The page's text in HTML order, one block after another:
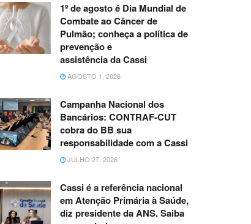
1º de agosto é Dia Mundial de
Combate ao Câncer de
Pulmão; conheça a política de
prevenção e
assistência da Cassi
AGOSTO 1, 2026
Campanha Nacional dos
Bancários: CONTRAF-CUT
cobra do BB sua
responsabilidade com a Cassi
JULHO 27, 2026
Cassi é a referência nacional
em Atenção Primária à Saúde,
diz presidente da ANS. Saiba